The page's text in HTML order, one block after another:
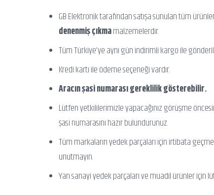
GB Elektronik tarafından satışa sunulan tüm
denenmiş çıkmamalzemelerdir.
Tüm Türkiye’ye aynı gün indirimli kargo ile
Kredi kartı ile ödeme seçeneği vardır.
Aracın şasi numarası gereklilik gösterebilir.
Lütfen yetkililerimizle yapacağınız görüşme
şasi numarasını hazır bulundurunuz.
Tüm markaların yedek parçaları için irtibata
unutmayın.
Yan sanayi yedek parçaları ve muadil ürünler için